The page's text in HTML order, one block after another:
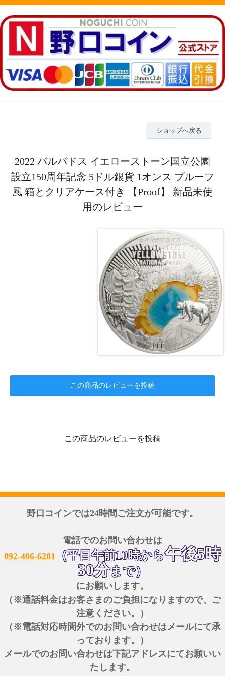
ショップへ戻る
2022 バルバドス イエローストーン国立公園
設立150周年記念 5ドル銀貨 1オンス プルーフ
風 箱とクリアケース付き 【Proof】 新品未使
用のレビュー
この商品のレビューを投稿
この商品のレビューを投稿
野口コインでは24時間ご注文が可能です。
電話でのお問い合わせは
092-406-6281
（平日午前10時から午後5時
30分まで）
にお願いします。
（※通話料金はお客さまのご負担になりますので、ご
注意ください。）
（※電話対応時間外でのお問い合わせはメールにて承
っております。）
メールでのお問い合わせは下記アドレスにてお願いい
たします。